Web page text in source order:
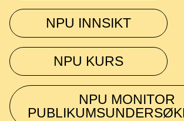
NPU INNSIKT
NPU KURS
NPU MONITOR